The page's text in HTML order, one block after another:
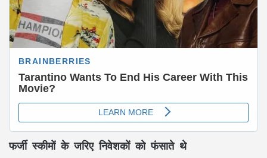
फर्जी स्कीमों के जरिए निवेशकों को फंसाते थे